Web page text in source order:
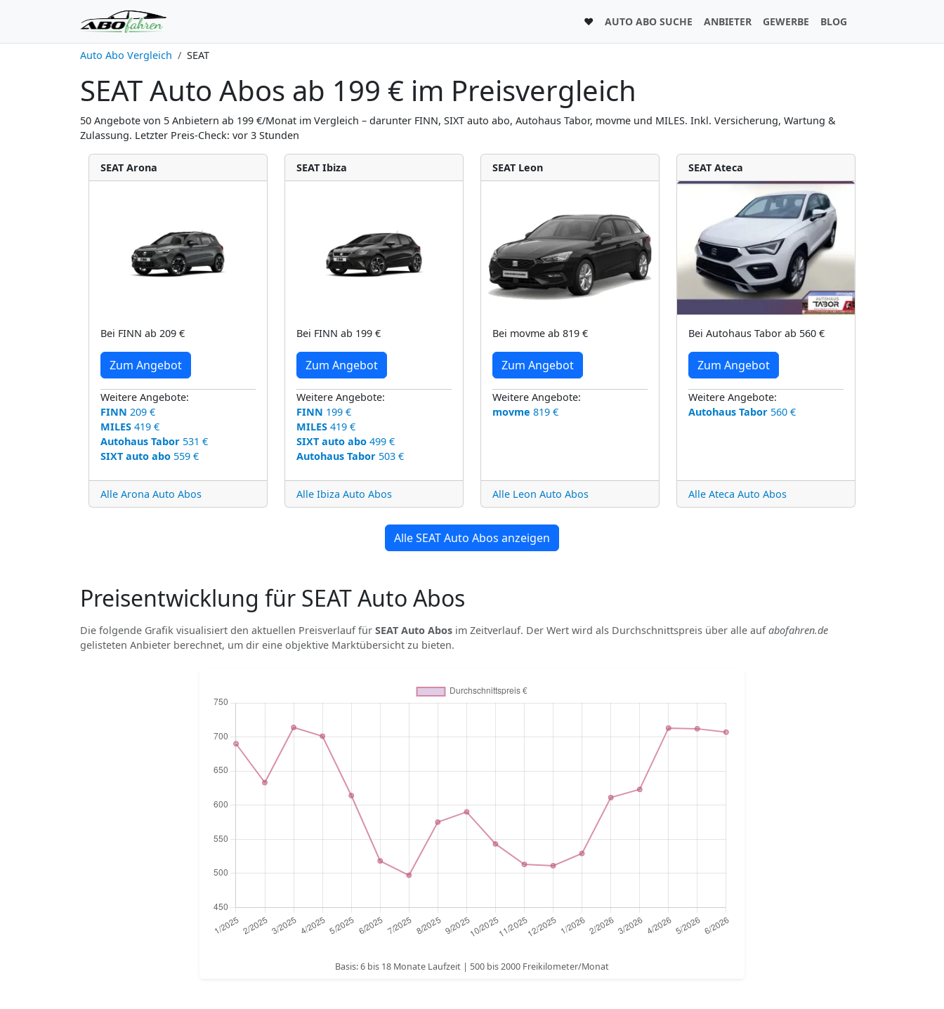
♥ AUTO ABO SUCHE ANBIETER GEWERBE BLOG
Auto Abo Vergleich SEAT
SEAT Auto Abos ab 199 € im Preisvergleich
50 Angebote von 5 Anbietern ab 199 €/Monat im Vergleich – darunter FINN, SIXT auto abo, Autohaus Tabor, movme und MILES. Inkl. Versicherung, Wartung &
Zulassung. Letzter Preis-Check: vor 3 Stunden
SEAT Arona
Bei FINN ab 209 €
Zum Angebot
Weitere Angebote:
FINN 209 €
MILES 419 €
Autohaus Tabor 531 €
SIXT auto abo 559 €
Alle Arona Auto Abos
SEAT Ibiza
Bei FINN ab 199 €
Zum Angebot
Weitere Angebote:
FINN 199 €
MILES 419 €
SIXT auto abo 499 €
Autohaus Tabor 503 €
Alle Ibiza Auto Abos
SEAT Leon
Bei movme ab 819 €
Zum Angebot
Weitere Angebote:
movme 819 €
Alle Leon Auto Abos
SEAT Ateca
Bei Autohaus Tabor ab 560 €
Zum Angebot
Weitere Angebote:
Autohaus Tabor 560 €
Alle Ateca Auto Abos
Alle SEAT Auto Abos anzeigen
Preisentwicklung für SEAT Auto Abos
Die folgende Grafik visualisiert den aktuellen Preisverlauf für SEAT Auto Abos im Zeitverlauf. Der Wert wird als Durchschnittspreis über alle aufabofahren.de
gelisteten Anbieter berechnet, um dir eine objektive Marktübersicht zu bieten.
Basis: 6 bis 18 Monate Laufzeit | 500 bis 2000 Freikilometer/Monat